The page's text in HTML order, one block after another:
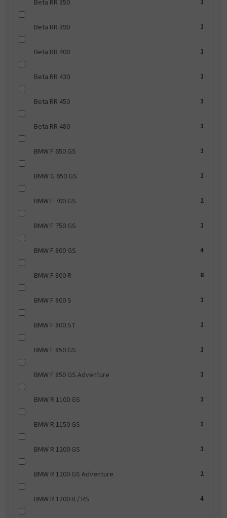
Beta RR 350 1
Beta RR 390 1
Beta RR 400 1
Beta RR 430 1
Beta RR 450 1
Beta RR 480 1
BMW F 650 GS 1
BMW G 650 GS 1
BMW F 700 GS 2
BMW F 750 GS 1
BMW F 800 GS 4
BMW F 800 R 8
BMW F 800 S 1
BMW F 800 ST 1
BMW F 850 GS 1
BMW F 850 GS Adventure 1
BMW R 1100 GS 1
BMW R 1150 GS 1
BMW R 1200 GS 1
BMW R 1200 GS Adventure 2
BMW R 1200 R / RS 4